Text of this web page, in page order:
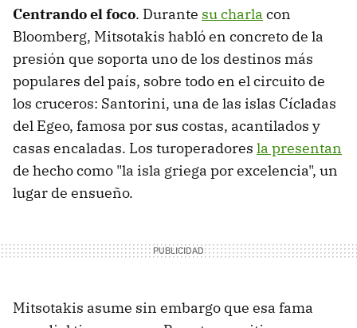
Centrando el foco. Durante su charla con
Bloomberg, Mitsotakis habló en concreto de la
presión que soporta uno de los destinos más
populares del país, sobre todo en el circuito de
los cruceros: Santorini, una de las islas Cícladas
del Egeo, famosa por sus costas, acantilados y
casas encaladas. Los turoperadores la presentan
de hecho como "la isla griega por excelencia", un
lugar de ensueño.
Mitsotakis asume sin embargo que esa fama